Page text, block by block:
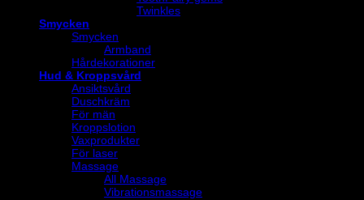
Twinkles
Smycken
Smycken
Armband
Hårdekorationer
Hud & Kroppsvård
Ansiktsvård
Duschkräm
För män
Kroppslotion
Vaxprodukter
För laser
Massage
All Massage
Vibrationsmassage